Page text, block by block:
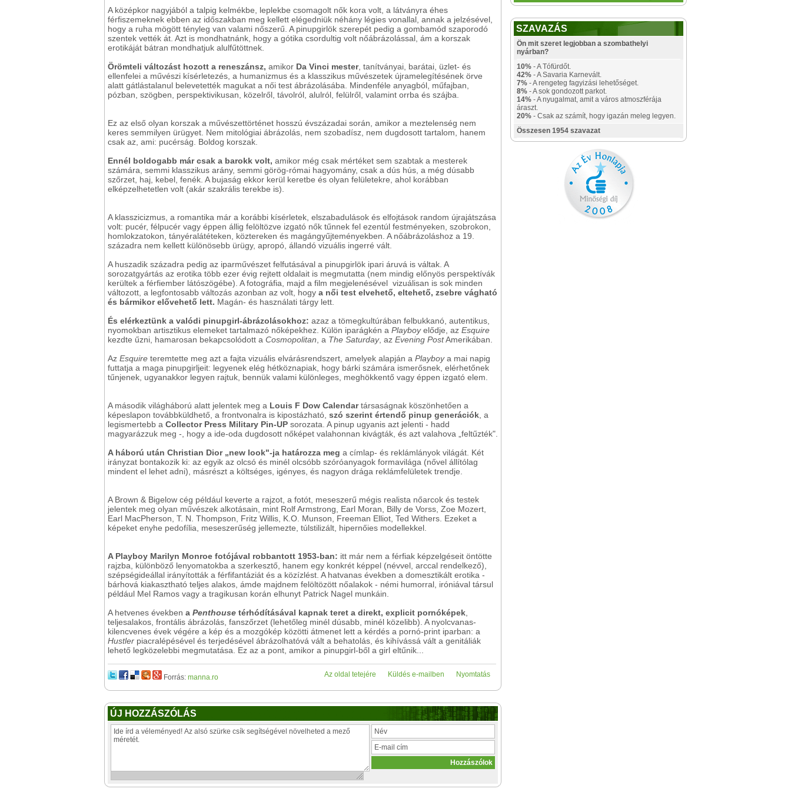
A középkor nagyjából a talpig kelmékbe, leplekbe csomagolt nők kora volt, a látványra éhes
férfiszemeknek ebben az időszakban meg kellett elégedniük néhány légies vonallal, annak a jelzésével,
hogy a ruha mögött tényleg van valami nőszerű. A pinupgirlök szerepét pedig a gombamód szaporodó
szentek vették át. Azt is mondhatnánk, hogy a gótika csordultig volt nőábrázolással, ám a korszak
erotikáját bátran mondhatjuk alulfűtöttnek.
Örömteli változást hozott a reneszánsz, amikor Da Vinci mester, tanítványai, barátai, üzlet- és
ellenfelei a művészi kísérletezés, a humanizmus és a klasszikus művészetek újramelegítésének örve
alatt gátlástalanul belevetették magukat a női test ábrázolásába. Mindenféle anyagból, műfajban,
pózban, szögben, perspektivikusan, közelről, távolról, alulról, felülről, valamint orrba és szájba.
Ez az első olyan korszak a művészettörténet hosszú évszázadai során, amikor a meztelenség nem
keres semmilyen ürügyet. Nem mitológiai ábrázolás, nem szobadísz, nem dugdosott tartalom, hanem
csak az, ami: pucérság. Boldog korszak.
Ennél boldogabb már csak a barokk volt, amikor még csak mértéket sem szabtak a mesterek
számára, semmi klasszikus arány, semmi görög-római hagyomány, csak a dús hús, a még dúsabb
szőrzet, haj, kebel, fenék. A bujaság ekkor kerül keretbe és olyan felületekre, ahol korábban
elképzelhetetlen volt (akár szakrális terekbe is).
A klasszicizmus, a romantika már a korábbi kísérletek, elszabadulások és elfojtások random újrajátszása
volt: pucér, félpucér vagy éppen állig felöltözve izgató nők tűnnek fel ezentúl festményeken, szobrokon,
homlokzatokon, tányéralátéteken, köztereken és magángyűjteményekben. A nőábrázoláshoz a 19.
századra nem kellett különösebb ürügy, apropó, állandó vizuális ingerré vált.
A huszadik századra pedig az iparművészet felfutásával a pinupgirlök ipari áruvá is váltak. A
sorozatgyártás az erotika több ezer évig rejtett oldalait is megmutatta (nem mindig előnyös perspektívák
kerültek a férfiember látószögébe). A fotográfia, majd a film megjelenésével vizuálisan is sok minden
változott, a legfontosabb változás azonban az volt, hogy a női test elvehető, eltehető, zsebre vágható
és bármikor elővehető lett. Magán- és használati tárgy lett.
És elérkeztünk a valódi pinupgirl-ábrázolásokhoz: azaz a tömegkultúrában felbukkanó, autentikus,
nyomokban artisztikus elemeket tartalmazó nőképekhez. Külön iparágkén a Playboyelődje, az Esquire
kezdte űzni, hamarosan bekapcsolódott a Cosmopolitan , a The Saturday, az Evening PostAmerikában.
Az Esquire teremtette meg azt a fajta vizuális elvárásrendszert, amelyek alapján a Playboya mai napig
futtatja a maga pinupgirljeit: legyenek elég hétköznapiak, hogy bárki számára ismerősnek, elérhetőnek
tűnjenek, ugyanakkor legyen rajtuk, bennük valami különleges, meghökkentő vagy éppen izgató elem.
A második világháború alatt jelentek meg a Louis F Dow Calendartársaságnak köszönhetően a
képeslapon továbbküldhető, a frontvonalra is kipostázható, szó szerint értendő pinup generációk , a
legismertebb a Collector Press Military Pin-UP sorozata. A pinup ugyanis azt jelenti - hadd
magyarázzuk meg -, hogy a ide-oda dugdosott nőképet valahonnan kivágták, és azt valahova „feltűzték".
A háború után Christian Dior „new look"-ja határozza meg a címlap- és reklámlányok világát. Két
irányzat bontakozik ki: az egyik az olcsó és minél olcsóbb szóróanyagok formavilága (nővel állítólag
mindent el lehet adni), másrészt a költséges, igényes, és nagyon drága reklámfelületek trendje.
A Brown & Bigelow cég például keverte a rajzot, a fotót, meseszerű mégis realista nőarcok és testek
jelentek meg olyan művészek alkotásain, mint Rolf Armstrong, Earl Moran, Billy de Vorss, Zoe Mozert,
Earl MacPherson, T. N. Thompson, Fritz Willis, K.O. Munson, Freeman Elliot, Ted Withers. Ezeket a
képeket enyhe pedofília, meseszerűség jellemezte, túlstilizált, hipernőies modellekkel.
A Playboy Marilyn Monroe fotójával robbantott 1953-ban: itt már nem a férfiak képzelgéseit öntötte
rajzba, különböző lenyomatokba a szerkesztő, hanem egy konkrét képpel (névvel, arccal rendelkező),
szépségideállal irányították a férfifantáziát és a közízlést. A hatvanas években a domesztikált erotika -
bárhová kiakasztható teljes alakos, ámde majdnem felöltözött nőalakok - némi humorral, iróniával társul
például Mel Ramos vagy a tragikusan korán elhunyt Patrick Nagel munkáin.
A hetvenes években a Penthouse térhódításával kapnak teret a direkt, explicit pornóképek
teljesalakos, frontális ábrázolás, fanszőrzet (lehetőleg minél dúsabb, minél közelibb). A nyolcvanas-
kilencvenes évek végére a kép és a mozgókép közötti átmenet lett a kérdés a pornó-print iparban: a
Hustler piacralépésével és terjedésével ábrázolhatóvá vált a behatolás, és kihívássá vált a genitáliák
lehető legközelebbi megmutatása. Ez az a pont, amikor a pinupgirl-ből a girl eltűnik...
Nyomtatás
Küldés e-mailben
Az oldal tetejére
Forrás: manna.ro
ÚJ HOZZÁSZÓLÁS
SZAVAZÁS
Ön mit szeret legjobban a szombathelyi
nyárban?
10% - A Tófürdőt.
42% - A Savaria Karnevált.
7% - A rengeteg fagyizási lehetőséget.
8% - A sok gondozott parkot.
14% - A nyugalmat, amit a város atmoszférája
áraszt.
20% - Csak az számít, hogy igazán meleg legyen.
Összesen 1954 szavazat